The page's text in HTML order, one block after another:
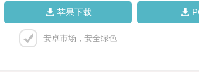
苹果下载
安卓市场，安全绿色